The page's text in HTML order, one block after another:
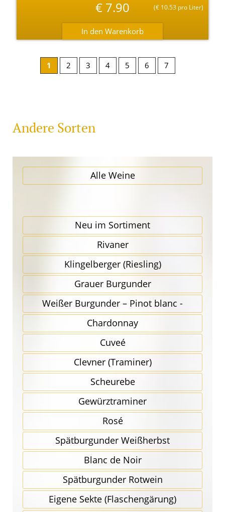
€7.90 (€ 10.53 pro Liter)
1 2 3 4 5 6 7
Andere Sorten
Alle Weine
Neu im Sortiment
Rivaner
Klingel­berger (Riesling)
Grauer Burgunder
Weißer Burgunder – Pinot blanc -
Chardonnay
Cuveé
Clevner (Traminer)
Scheurebe
Gewürz­traminer
Rosé
Spätbur­gunder Weißherbst
Blanc de Noir
Spätbur­gunder Rotwein
Eigene Sekte (Flaschen­gärung)